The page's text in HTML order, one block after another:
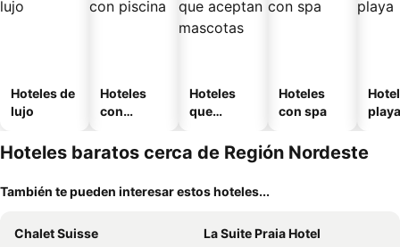
Hoteles de
lujo
Hoteles
con
Hoteles
que
mascotas
Hoteles
con spa
playa
Hoteles baratos cerca de Región Nordeste
También te pueden interesar estos hoteles...
Chalet Suisse
La Suite Praia Hotel